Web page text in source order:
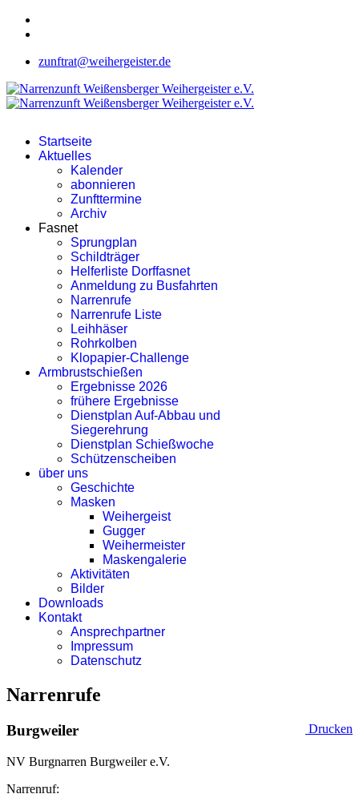
zunftrat@weihergeister.de
Startseite
Aktuelles
Kalender
abonnieren
Zunfttermine
Archiv
Fasnet
Sprungplan
Schildträger
Helferliste Dorffasnet
Anmeldung zu Busfahrten
Narrenrufe
Narrenrufe Liste
Leihhäser
Rohrkolben
Klopapier-Challenge
Armbrustschießen
Ergebnisse 2026
frühere Ergebnisse
Dienstplan Auf-Abbau und
Siegerehrung
Dienstplan Schießwoche
Schützenscheiben
über uns
Geschichte
Masken
Weihergeist
Gugger
Weihermeister
Maskengalerie
Aktivitäten
Bilder
Downloads
Kontakt
Ansprechpartner
Impressum
Datenschutz
Narrenrufe
Drucken
Burgweiler
NV Burgnarren Burgweiler e.V.
Narrenruf: